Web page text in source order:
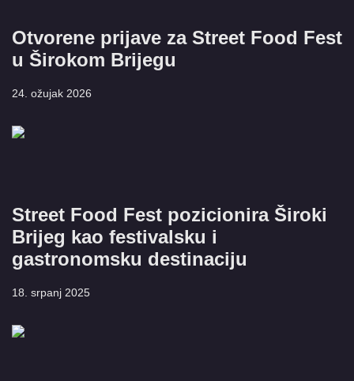
Otvorene prijave za Street Food Fest
u Širokom Brijegu
24. ožujak 2026
Street Food Fest pozicionira Široki
Brijeg kao festivalsku i
gastronomsku destinaciju
18. srpanj 2025